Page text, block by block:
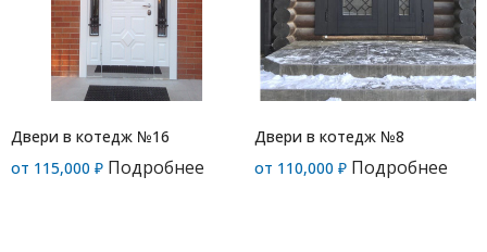
Двери в котедж №16
от 115,000 ₽ Подробнее
Двери в котедж №8
от 110,000 ₽ Подробнее